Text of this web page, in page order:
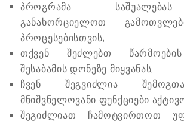
პროგრამა
განახორციელოთ
პროცესებისთვის;
თქვენ შეძლებთ
შესაბამის დონეზე მიყვანას;
ჩვენ შეგვიძლია
მნიშვნელოვანი ფუნქციები
შეგიძლიათ ჩამოტვირთოთ